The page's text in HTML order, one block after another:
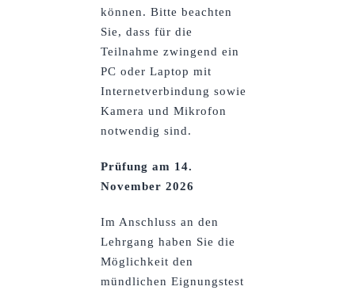
können. Bitte beachten
Sie, dass für die
Teilnahme zwingend ein
PC oder Laptop mit
Internetverbindung sowie
Kamera und Mikrofon
notwendig sind.
Prüfung am 14.
November 2026
Im Anschluss an den
Lehrgang haben Sie die
Möglichkeit den
mündlichen Eignungstest